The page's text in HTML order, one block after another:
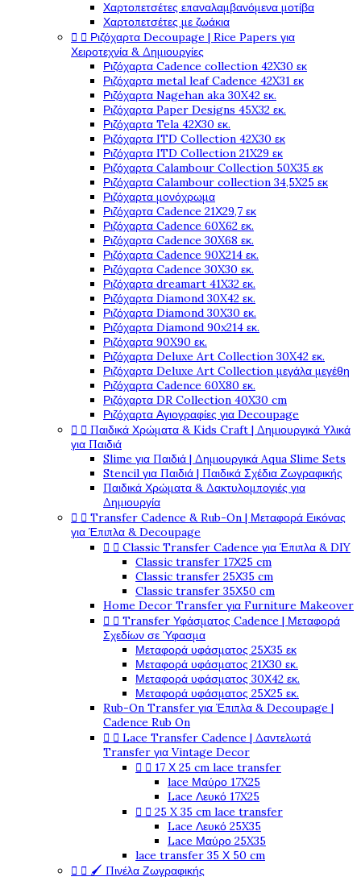
Χαρτοπετσέτες επαναλαμβανόμενα μοτίβα
Χαρτοπετσέτες με ζωάκια
  Ριζόχαρτα Decoupage | Rice Papers για
Χειροτεχνία & Δημιουργίες
Ριζόχαρτα Cadence collection 42X30 εκ
Ριζόχαρτα metal leaf Cadence 42X31 εκ
Ριζόχαρτα Nagehan aka 30X42 εκ.
Ριζόχαρτα Paper Designs 45X32 εκ.
Ριζόχαρτα Tela 42Χ30 εκ.
Ριζόχαρτα ITD Collection 42X30 εκ
Ριζόχαρτα ITD Collection 21X29 εκ
Ριζόχαρτα Calambour Collection 50X35 εκ
Ριζόχαρτα Calambour collection 34,5X25 εκ
Ριζόχαρτα μονόχρωμα
Ριζόχαρτα Cadence 21Χ29,7 εκ
Ριζόχαρτα Cadence 60X62 εκ.
Ριζόχαρτα Cadence 30X68 εκ.
Ριζόχαρτα Cadence 90X214 εκ.
Ριζόχαρτα Cadence 30X30 εκ.
Ριζόχαρτα dreamart 41X32 εκ.
Ριζόχαρτα Diamond 30X42 εκ.
Ριζόχαρτα Diamond 30X30 εκ.
Ριζόχαρτα Diamond 90x214 εκ.
Ριζόχαρτα 90X90 εκ.
Ριζόχαρτα Deluxe Art Collection 30X42 εκ.
Ριζόχαρτα Deluxe Art Collection μεγάλα μεγέθη
Ριζόχαρτα Cadence 60X80 εκ.
Ριζόχαρτα DR Collection 40X30 cm
Ριζόχαρτα Αγιογραφίες για Decoupage
  Παιδικά Χρώματα & Kids Craft | Δημιουργικά Υλικά
για Παιδιά
Slime για Παιδιά | Δημιουργικά Aqua Slime Sets
Stencil για Παιδιά | Παιδικά Σχέδια Ζωγραφικής
Παιδικά Χρώματα & Δακτυλομπογιές για
Δημιουργία
  Transfer Cadence & Rub-On | Μεταφορά Εικόνας
για Έπιπλα & Decoupage
  Classic Transfer Cadence για Έπιπλα & DIY
Classic transfer 17Χ25 cm
Classic transfer 25Χ35 cm
Classic transfer 35Χ50 cm
Home Decor Transfer για Furniture Makeover
  Transfer Υφάσματος Cadence | Μεταφορά
Σχεδίων σε Ύφασμα
Μεταφορά υφάσματος 25Χ35 εκ
Μεταφορά υφάσματος 21Χ30 εκ.
Μεταφορά υφάσματος 30Χ42 εκ.
Μεταφορά υφάσματος 25Χ25 εκ.
Rub-On Transfer για Έπιπλα & Decoupage |
Cadence Rub On
  Lace Transfer Cadence | Δαντελωτά
Transfer για Vintage Decor
  17 Χ 25 cm lace transfer
lace Μαύρο 17X25
Lace Λευκό 17X25
  25 X 35 cm lace transfer
Lace Λευκό 25X35
Lace Μαύρο 25X35
lace transfer 35 Χ 50 cm
  🖌️ Πινέλα Ζωγραφικής